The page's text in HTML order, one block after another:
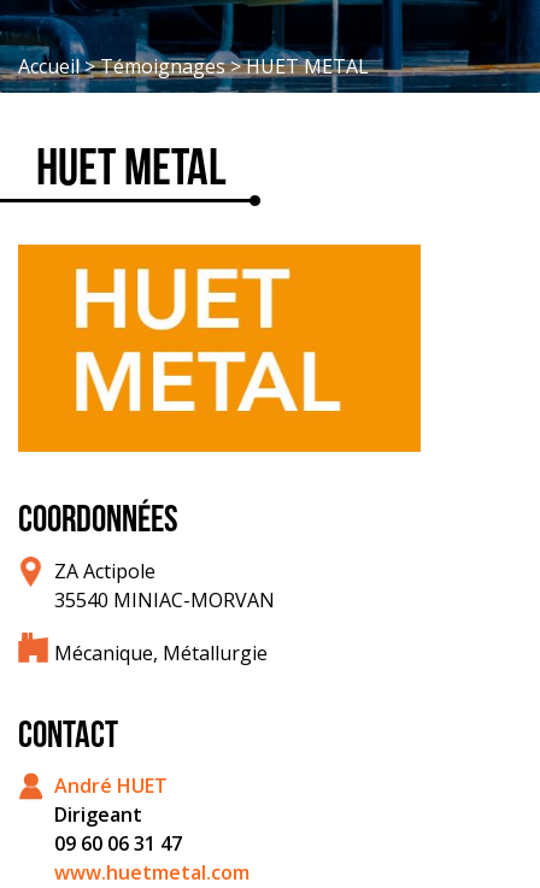
Accueil>Témoignages>HUET METAL
HUET METAL
COORDONNÉES
ZA Actipole
35540 MINIAC-MORVAN
Mécanique, Métallurgie
CONTACT
André HUET
Dirigeant
09 60 06 31 47
www.huetmetal.com